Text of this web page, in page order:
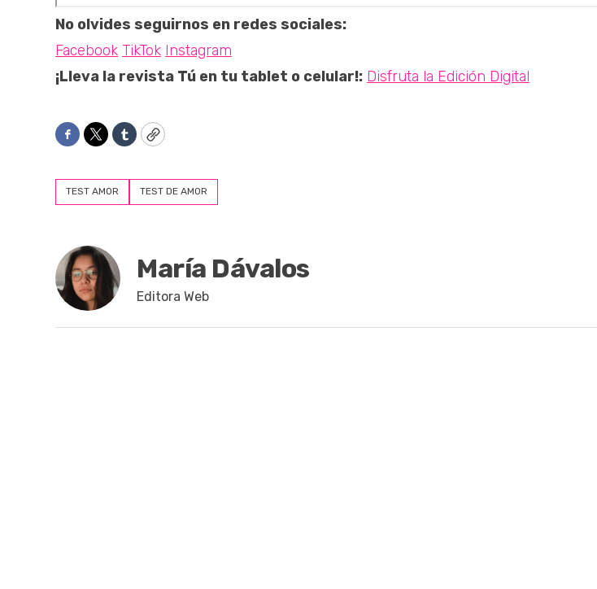
No olvides seguirnos en redes sociales:
Facebook TikTok Instagram
¡Lleva la revista Tú en tu tablet o celular!: Disfruta la Edición Digital
Facebook
TwitterTumblrCopy
TEST AMOR TEST DE AMOR
María Dávalos
Editora Web